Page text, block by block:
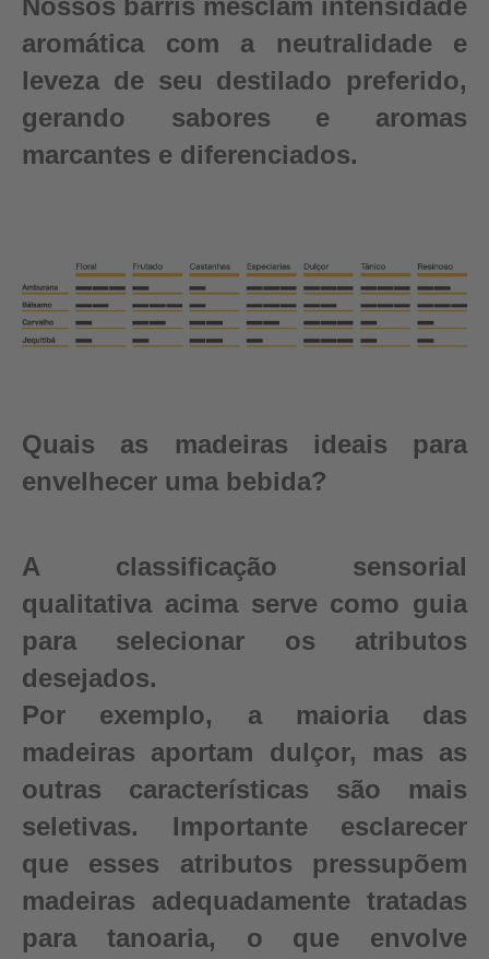
Nossos barris mesclam intensidade
aromática com a neutralidade e
leveza de seu destilado preferido,
gerando sabores e aromas
marcantes e diferenciados.
Quais as madeiras ideais para
envelhecer uma bebida?
A classificação sensorial
qualitativa acima serve como guia
para selecionar os atributos
desejados.
Por exemplo, a maioria das
madeiras aportam dulçor, mas as
outras características são mais
seletivas. Importante esclarecer
que esses atributos pressupõem
madeiras adequadamente tratadas
para tanoaria, o que envolve